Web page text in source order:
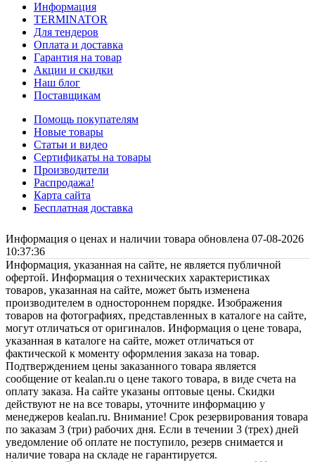
Информация
TERMINATOR
Для тендеров
Оплата и доставка
Гарантия на товар
Акции и скидки
Наш блог
Поставщикам
Помощь покупателям
Новые товары
Статьи и видео
Сертификаты на товары
Производители
Распродажа!
Карта сайта
Бесплатная доставка
Информация о ценах и наличии товара обновлена 07-08-2026
10:37:36
Информация, указанная на сайте, не является публичной
офертой. Информация о технических характеристиках
товаров, указанная на сайте, может быть изменена
производителем в одностороннем порядке. Изображения
товаров на фотографиях, представленных в каталоге на сайте,
могут отличаться от оригиналов. Информация о цене товара,
указанная в каталоге на сайте, может отличаться от
фактической к моменту оформления заказа на товар.
Подтверждением цены заказанного товара является
сообщение от kealan.ru о цене такого товара, в виде счета на
оплату заказа. На сайте указаны оптовые цены. Скидки
действуют не на все товары, уточните информацию у
менеджеров kealan.ru. Внимание! Срок резервирования товара
по заказам 3 (три) рабочих дня. Если в течении 3 (трех) дней
уведомление об оплате не поступило, резерв снимается и
наличие товара на складе не гарантируется.